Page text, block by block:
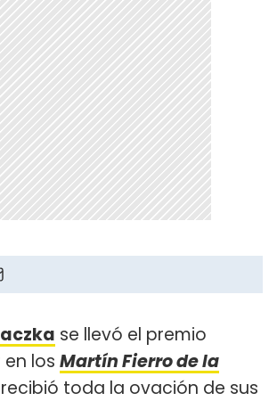
se llevó el premio
los Martín Fierro de la
toda la ovación de sus